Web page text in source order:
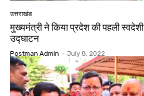
उत्तराखंड
मुख्यमंत्री ने किया प्रदेश की पहली
उद्घाटन
Postman Admin - July 8, 2022